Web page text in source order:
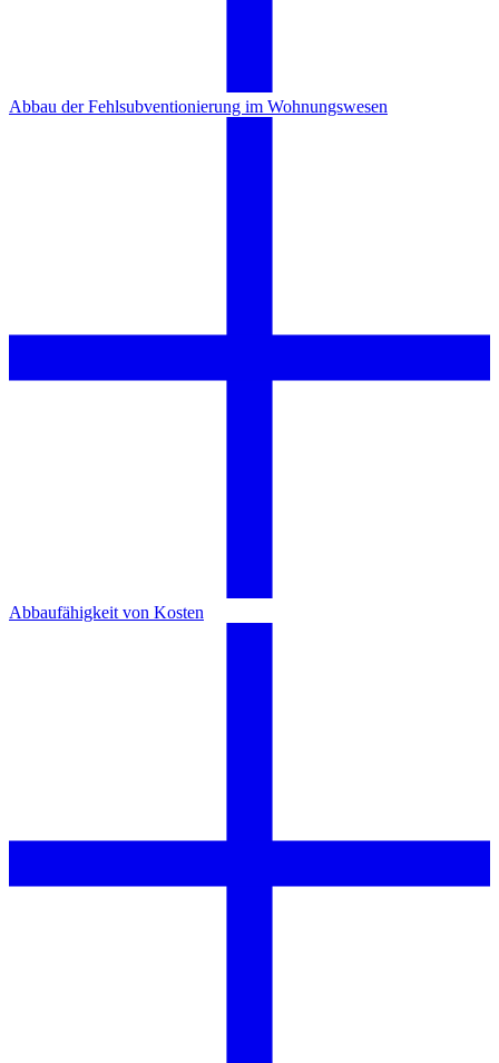
Abbau der Fehlsubventionierung im Wohnungswesen
Abbaufähigkeit von Kosten